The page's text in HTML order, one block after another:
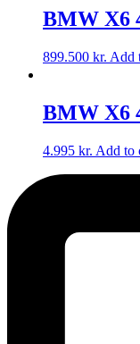
BMW X6
899.500 kr. Add
BMW X6
4.995 kr. Add to